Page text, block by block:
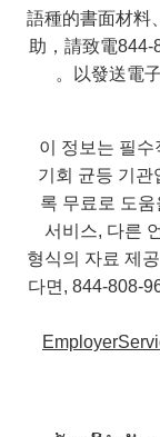
語種的書面材料
助，請致電
以發送電
。
이 정보는 필
기회 균등 기관
록 무료로 도
서비스, 다른
형식의 자료 제
다면, 844-808-